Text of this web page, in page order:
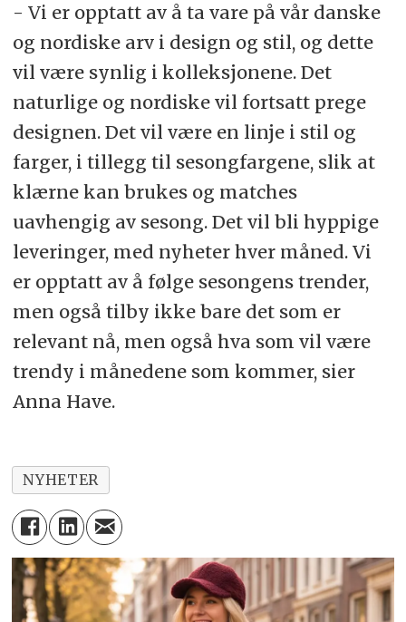
- Vi er opptatt av å ta vare på vår danske
og nordiske arv i design og stil, og dette
vil være synlig i kolleksjonene. Det
naturlige og nordiske vil fortsatt prege
designen. Det vil være en linje i stil og
farger, i tillegg til sesongfargene, slik at
klærne kan brukes og matches
uavhengig av sesong. Det vil bli hyppige
leveringer, med nyheter hver måned. Vi
er opptatt av å følge sesongens trender,
men også tilby ikke bare det som er
relevant nå, men også hva som vil være
trendy i månedene som kommer, sier
Anna Have.
NYHETER